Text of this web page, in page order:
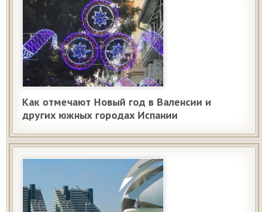
Как отмечают Новый год в Валенсии и
других южных городах Испании